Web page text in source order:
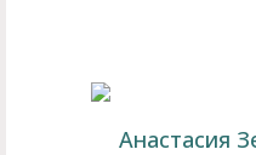
Анастасия